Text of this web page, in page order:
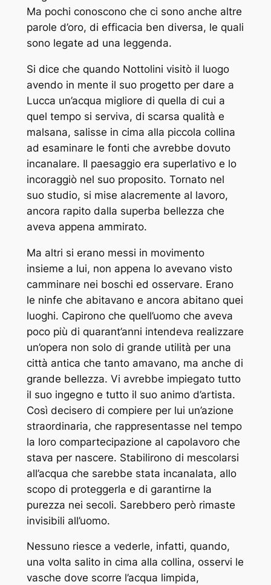
Ma pochi conoscono che ci sono anche altre
parole d’oro, di efficacia ben diversa, le quali
sono legate ad una leggenda.
Si dice che quando Nottolini visitò il luogo
avendo in mente il suo progetto per dare a
Lucca un’acqua migliore di quella di cui a
quel tempo si serviva, di scarsa qualità e
malsana, salisse in cima alla piccola collina
ad esaminare le fonti che avrebbe dovuto
incanalare. Il paesaggio era superlativo e lo
incoraggiò nel suo proposito. Tornato nel
suo studio, si mise alacremente al lavoro,
ancora rapito dalla superba bellezza che
aveva appena ammirato.
Ma altri si erano messi in movimento
insieme a lui, non appena lo avevano visto
camminare nei boschi ed osservare. Erano
le ninfe che abitavano e ancora abitano quei
luoghi. Capirono che quell’uomo che aveva
poco più di quarant’anni intendeva realizzare
un’opera non solo di grande utilità per una
città antica che tanto amavano, ma anche di
grande bellezza. Vi avrebbe impiegato tutto
il suo ingegno e tutto il suo animo d’artista.
Così decisero di compiere per lui un’azione
straordinaria, che rappresentasse nel tempo
la loro compartecipazione al capolavoro che
stava per nascere. Stabilirono di mescolarsi
all’acqua che sarebbe stata incanalata, allo
scopo di proteggerla e di garantirne la
purezza nei secoli. Sarebbero però rimaste
invisibili all’uomo.
Nessuno riesce a vederle, infatti, quando,
una volta salito in cima alla collina, osservi le
vasche dove scorre l’acqua limpida,